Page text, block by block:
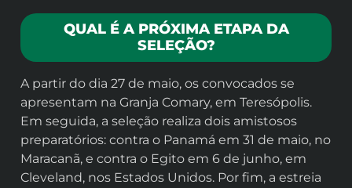
QUAL É A PRÓXIMA ETAPA DA
SELEÇÃO?
A partir do dia 27 de maio, os convocados se
apresentam na Granja Comary, em Teresópolis.
Em seguida, a seleção realiza dois amistosos
preparatórios: contra o Panamá em 31 de maio, no
Maracanã, e contra o Egito em 6 de junho, em
Cleveland, nos Estados Unidos. Por fim, a estreia